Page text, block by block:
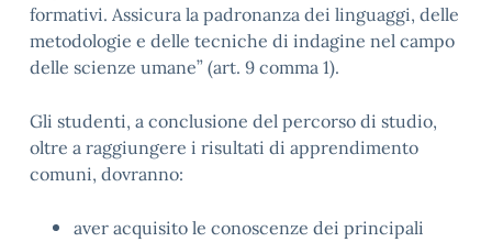
formativi. Assicura la padronanza dei linguaggi, delle
metodologie e delle tecniche di indagine nel campo
delle scienze umane” (art. 9 comma 1).
Gli studenti, a conclusione del percorso di studio,
oltre a raggiungere i risultati di apprendimento
comuni, dovranno:
aver acquisito le conoscenze dei principali